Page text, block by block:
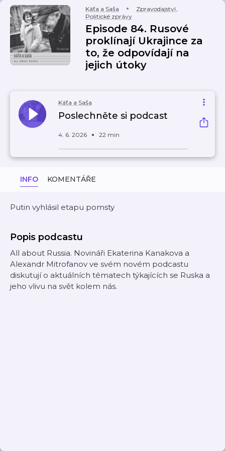
Káťa a Saša Zpravodajství,
Politické zprávy
Episode 84. Rusové
proklínají Ukrajince za
to, že odpovídají na
jejich útoky
Káťa a Saša
Poslechněte si podcast
4. 6. 2026 22 min
INFO KOMENTÁŘE
Putin vyhlásil etapu pomsty
Popis podcastu
All about Russia. Novináři Ekaterina Kanakova a
Alexandr Mitrofanov ve svém novém podcastu
diskutují o aktuálních tématech týkajících se Ruska a
jeho vlivu na svět kolem nás.